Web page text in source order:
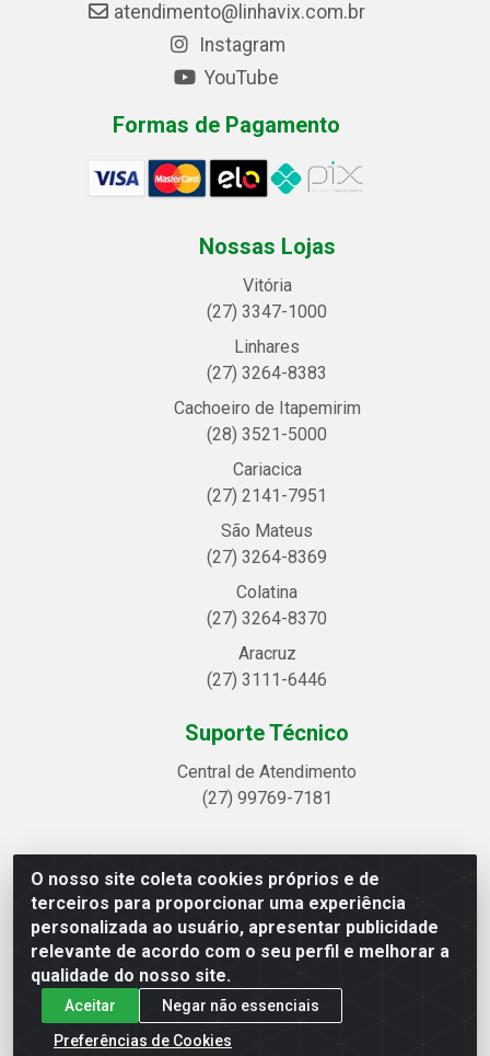
O nosso site coleta cookies próprios e de
terceiros para proporcionar uma experiência
personalizada ao usuário, apresentar publicidade
relevante de acordo com o seu perfil e melhorar a
qualidade do nosso site.
Aceitar
Negar não essenciais
Preferências de Cookies
atendimento@linhavix.com.br
Instagram
YouTube
Formas de Pagamento
Nossas Lojas
Vitória
(27) 3347-1000
Linhares
(27) 3264-8383
Cachoeiro de Itapemirim
(28) 3521-5000
Cariacica
(27) 2141-7951
São Mateus
(27) 3264-8369
Colatina
(27) 3264-8370
Aracruz
(27) 3111-6446
Suporte Técnico
Central de Atendimento
(27) 99769-7181
Linhavix Distribuidora LTDA - Avenida Alegre, 2521 -
Quadra314 Lote 05 e 07 - Shell, Linhares/ES - CEP
29.901-605 - CNPJ 20.857.514/0001-75